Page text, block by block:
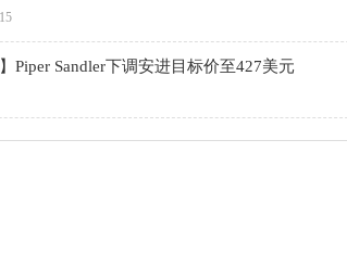
】Piper Sandler下调安进目标价至427美元